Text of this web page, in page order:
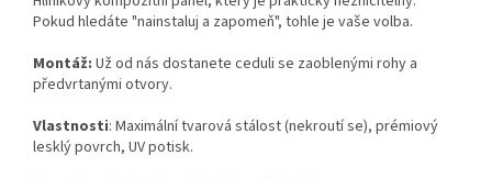
Pokud hledáte "nainstaluj a zapomeň", tohle je vaše volba.
Montáž: Už od nás dostanete ceduli se zaoblenými rohy a
předvrtanými otvory.
Vlastnosti: Maximální tvarová stálost (nekroutí se), prémiový
lesklý povrch, UV potisk.